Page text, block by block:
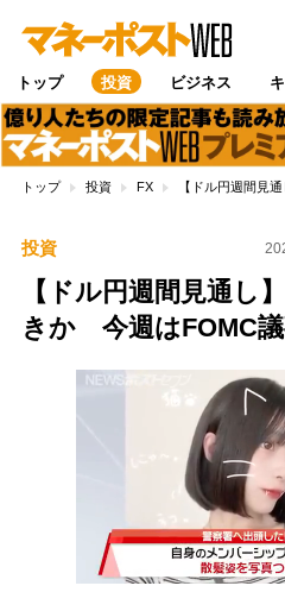
トップ 投資 ビジネス
トップ 投資 FX 【ドル円週間見
投資
【ドル円週間見通し
きか 今週はFOMC議